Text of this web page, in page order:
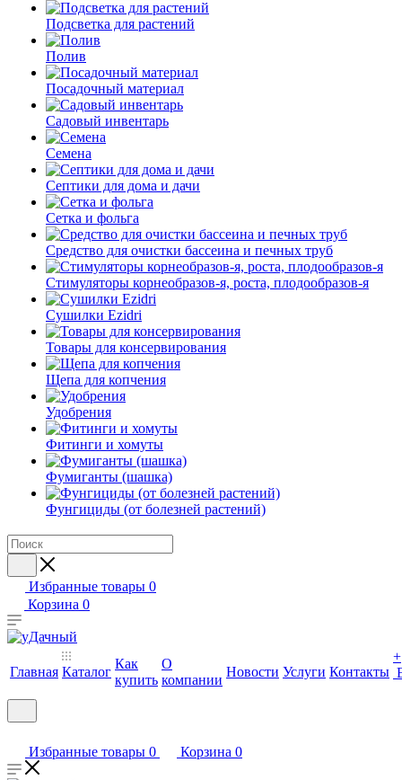
Подсветка для растений
Полив
Посадочный материал
Садовый инвентарь
Семена
Септики для дома и дачи
Сетка и фольга
Средство для очистки бассеина и печных труб
Стимуляторы корнеобразов-я, роста, плодообразов-я
Сушилки Ezidri
Товары для консервирования
Щепа для копчения
Удобрения
Фитинги и хомуты
Фумиганты (шашка)
Фунгициды (от болезней растений)
Избранные товары 0
Корзина 0
Главная Каталог
Как
купить
О
компании
Новости Услуги Контакты
+
Избранные товары 0 Корзина 0